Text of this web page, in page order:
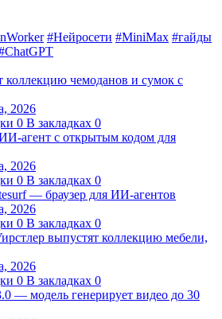
#Нейросети #MiniMax #гайды
коллекцию чемоданов и сумок с
2026
0 В закладках 0
агент с открытым кодом для
2026
0 В закладках 0
— браузер для ИИ-агентов
2026
0 В закладках 0
выпустят коллекцию мебели,
2026
0 В закладках 0
— модель генерирует видео до 30